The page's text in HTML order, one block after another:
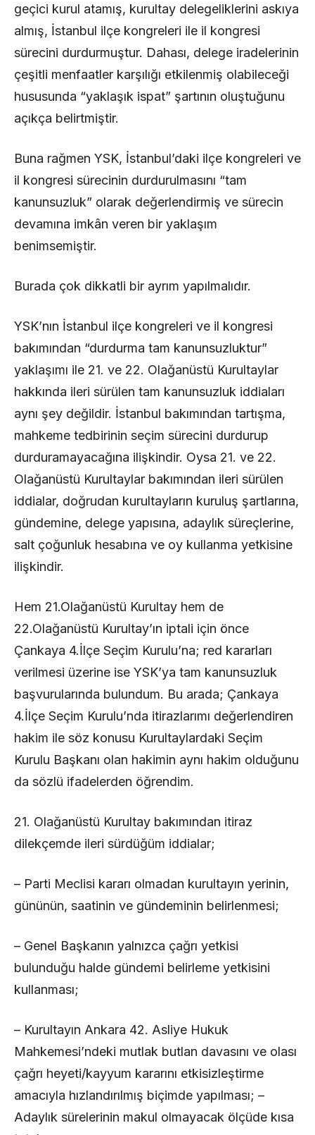
geçici kurul atamış, kurultay delegeliklerini askıya
almış, İstanbul ilçe kongreleri ile il kongresi
sürecini durdurmuştur. Dahası, delege iradelerinin
çeşitli menfaatler karşılığı etkilenmiş olabileceği
hususunda “yaklaşık ispat” şartının oluştuğunu
açıkça belirtmiştir.
Buna rağmen YSK, İstanbul’daki ilçe kongreleri ve
il kongresi sürecinin durdurulmasını “tam
kanunsuzluk” olarak değerlendirmiş ve sürecin
devamına imkân veren bir yaklaşım
benimsemiştir.
Burada çok dikkatli bir ayrım yapılmalıdır.
YSK’nın İstanbul ilçe kongreleri ve il kongresi
bakımından “durdurma tam kanunsuzluktur”
yaklaşımı ile 21. ve 22. Olağanüstü Kurultaylar
hakkında ileri sürülen tam kanunsuzluk iddiaları
aynı şey değildir. İstanbul bakımından tartışma,
mahkeme tedbirinin seçim sürecini durdurup
durduramayacağına ilişkindir. Oysa 21. ve 22.
Olağanüstü Kurultaylar bakımından ileri sürülen
iddialar, doğrudan kurultayların kuruluş şartlarına,
gündemine, delege yapısına, adaylık süreçlerine,
salt çoğunluk hesabına ve oy kullanma yetkisine
ilişkindir.
Hem 21.Olağanüstü Kurultay hem de
22.Olağanüstü Kurultay’ın iptali için önce
Çankaya 4.İlçe Seçim Kurulu’na; red kararları
verilmesi üzerine ise YSK’ya tam kanunsuzluk
başvurularında bulundum. Bu arada; Çankaya
4.İlçe Seçim Kurulu’nda itirazlarımı değerlendiren
hakim ile söz konusu Kurultaylardaki Seçim
Kurulu Başkanı olan hakimin aynı hakim olduğunu
da sözlü ifadelerden öğrendim.
21. Olağanüstü Kurultay bakımından itiraz
dilekçemde ileri sürdüğüm iddialar;
– Parti Meclisi kararı olmadan kurultayın yerinin,
gününün, saatinin ve gündeminin belirlenmesi;
– Genel Başkanın yalnızca çağrı yetkisi
bulunduğu halde gündemi belirleme yetkisini
kullanması;
– Kurultayın Ankara 42. Asliye Hukuk
Mahkemesi’ndeki mutlak butlan davasını ve olası
çağrı heyeti/kayyum kararını etkisizleştirme
amacıyla hızlandırılmış biçimde yapılması; –
Adaylık sürelerinin makul olmayacak ölçüde kısa